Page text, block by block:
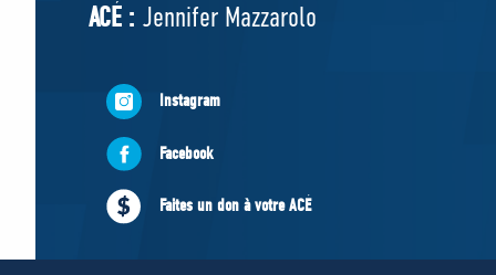
Cabinet fantôme
ACÉ
ACÉ : Jennifer Mazzarolo
Instagram
Facebook
Faites un don à votre ACÉ